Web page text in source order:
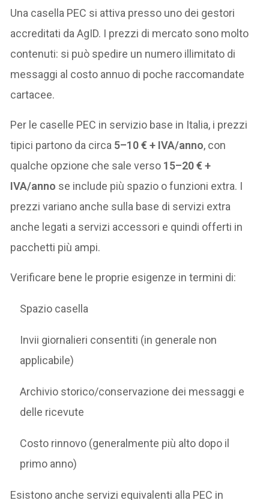
Una casella PEC si attiva presso uno dei gestori
accreditati da AgID. I prezzi di mercato sono molto
contenuti: si può spedire un numero illimitato di
messaggi al costo annuo di poche raccomandate
cartacee.
Per le caselle PEC in servizio base in Italia, i prezzi
tipici partono da circa 5–10 € + IVA/anno, con
qualche opzione che sale verso 15–20 € +
IVA/anno se include più spazio o funzioni extra. I
prezzi variano anche sulla base di servizi extra
anche legati a servizi accessori e quindi offerti in
pacchetti più ampi.
Verificare bene le proprie esigenze in termini di:
Spazio casella
Invii giornalieri consentiti (in generale non
applicabile)
Archivio storico/conservazione dei messaggi e
delle ricevute
Costo rinnovo (generalmente più alto dopo il
primo anno)
Esistono anche servizi equivalenti alla PEC in